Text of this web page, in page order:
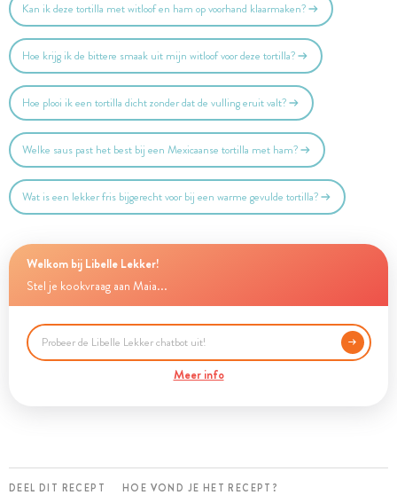
Kan ik deze tortilla met witloof en ham op voorhand klaarmaken?
Hoe krijg ik de bittere smaak uit mijn witloof voor deze tortilla?
Hoe plooi ik een tortilla dicht zonder dat de vulling eruit valt?
Welke saus past het best bij een Mexicaanse tortilla met ham?
Wat is een lekker fris bijgerecht voor bij een warme gevulde tortilla?
Welkom bij Libelle Lekker!
Stel je kookvraag aan Maia...
Meer info
DEEL DIT RECEPT HOE VOND JE HET RECEPT?